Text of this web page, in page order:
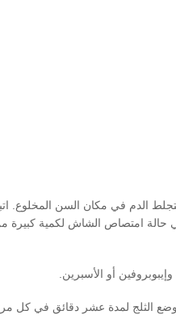
الدم في مكان السن المخلوع.
حالة امتصاص الشاش لكمية كبيرة
أو الأسبرين.
الثلج لمدة عشر دقائق في كل